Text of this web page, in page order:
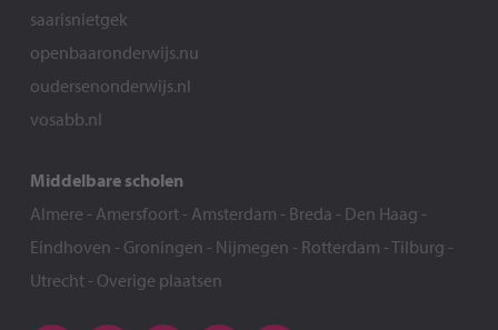
saarisnietgek
openbaaronderwijs.nu
oudersenonderwijs.nl
vosabb.nl
Middelbare scholen
Almere - Amersfoort- Amsterdam - Breda - Den Haag -
Eindhoven - Groningen - Nijmegen - Rotterdam -Tilburg -
Utrecht- Overige plaatsen